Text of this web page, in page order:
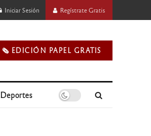
Iniciar Sesión Regístrate Gratis
🗞️ EDICIÓN PAPEL GRATIS
Deportes